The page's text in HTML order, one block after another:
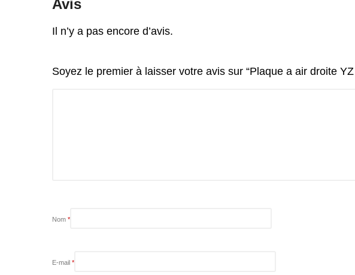
Avis
Il n’y a pas encore d’avis.
Soyez le premier à laisser votre avis sur “Plaque a air droite
Nom *
E-mail *